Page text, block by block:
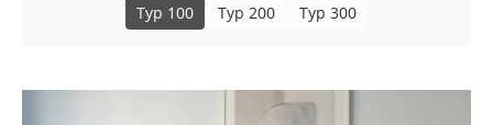
Typ 100 Typ 200 Typ 300